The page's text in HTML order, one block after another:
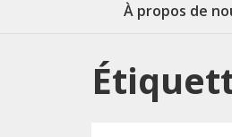
À propos de